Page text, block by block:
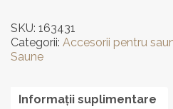
negru
SKU: 163431
Categorii: Accesorii pentru
Saune
Informații suplimentare